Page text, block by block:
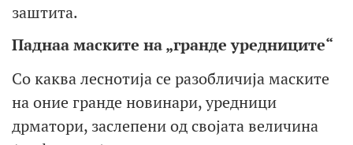
заштита.
Паднаа маските на „гранде уредниците“
Со каква леснотија се разобличија маските
на оние гранде новинари, уредници
дрматори, заслепени од својата величина